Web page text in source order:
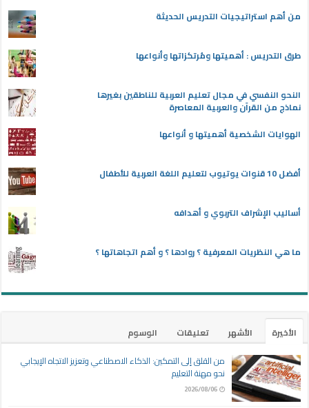
من أهم استراتيجيات التدريس الحديثة
طرق التدريس : أهميتها ومُرتكزاتها وأنواعها
النحو النفسي في مجال تعليم العربية للناطقين بغيرها
نماذج من القرآن والعربية المعاصرة
الهوايات الشخصية أهميتها و أنواعها
أفضل 10 قنوات يوتيوب لتعليم اللغة العربية للأطفال
أساليب الإشراف التربوي و أهدافه
ما هي النظريات المعرفية ؟ روادها ؟ و أهم اتجاهاتها ؟
الأخيرة الأشهر تعليقات
الوسوم
من القلق إلى التمكين: الذكاء الاصطناعي وتعزيز الاتجاه الإيجابي
نحو مهنة التعليم
2026/08/06